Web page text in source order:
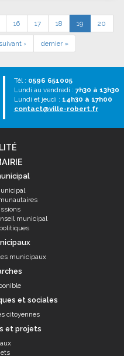
16 17 18 19 20
suivant › dernier »
Tél : 0596 651005
Lundi au vendredi : 7h30 à 13h30
Lundi et jeudi : 14h30 à 17h00
contact@ville-robert.fr
municipal
municipaux
et sociales
citoyennes
et projets